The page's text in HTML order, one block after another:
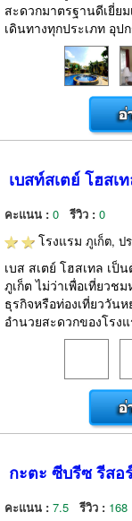
สะดวกมาตรฐานดีเยี่ย
เดินทางทุกประเภท อุ
เบสท์สเตย์ โฮสเ
คะแนน : 0 รีวิว : 0
โรงแรม ภูเก็ต, ป
เบส สเตย์ โฮสเทล เป็
ภูเก็ต ไม่ว่าเพื่อเที่ยวช
ธุรกิจหรือท่องเที่ยววัน
อำนวยสะดวกของโรง
กะตะ ซีบรีซ รีสอ
คะแนน : 7.5 รีวิว : 168